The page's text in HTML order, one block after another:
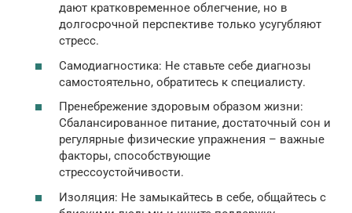
дают кратковременное облегчение, но в
долгосрочной перспективе только усугубляют
стресс.
Самодиагностика: Не ставьте себе диагнозы
самостоятельно, обратитесь к специалисту.
Пренебрежение здоровым образом жизни:
Сбалансированное питание, достаточный сон и
регулярные физические упражнения – важные
факторы, способствующие
стрессоустойчивости.
Изоляция: Не замыкайтесь в себе, общайтесь с